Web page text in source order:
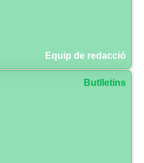
Equip de redacció
Butlletins